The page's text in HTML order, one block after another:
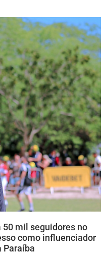
50 mil seguidores no
como influenciador
Paraíba